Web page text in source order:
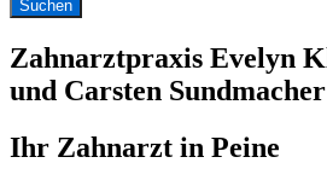
Zahnarztpraxis Evelyn
und Carsten Sundmacher
Ihr Zahnarzt in Peine